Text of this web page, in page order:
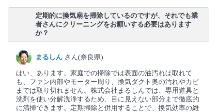
定期的に換気扇を掃除しているのですが、それでも業
者さんにクリーニングをお願いする必要はあります
か？
まるしん さん(奈良県)
はい、あります。家庭での掃除では表面の油汚れは取れて
も、ファン内部やモーター周り、換気ダクト奥の汚れやカビ
までは取り切れません。株式会社まるしんでは、専用道具と
洗剤を使い分解洗浄するため、目に見えない部分まで徹底的
に清掃できます。定期掃除と併用することで、換気効率の維